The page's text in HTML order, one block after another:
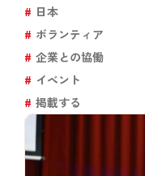
日本
ボランティア
企業との協働
イベント
掲載する